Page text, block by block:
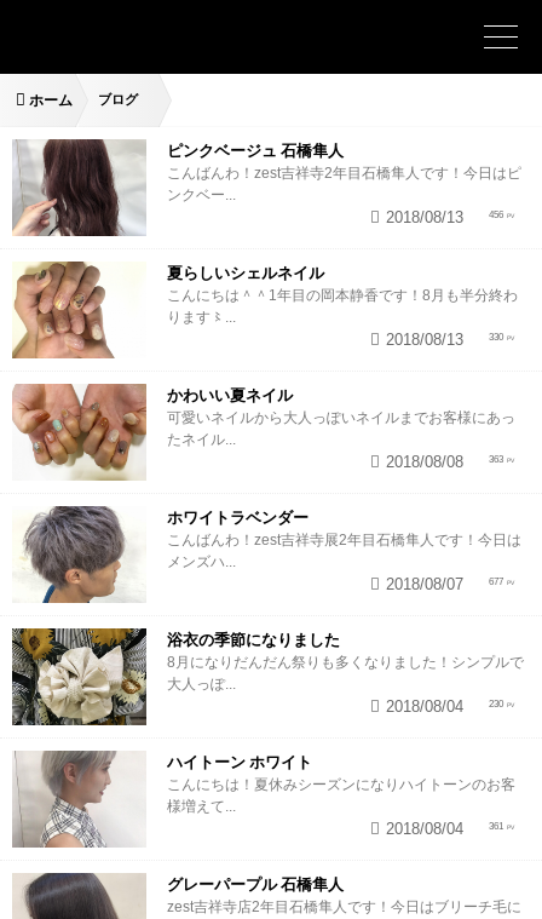
ホーム ブログ
ピンクベージュ 石橋隼人
こんばんわ！zest吉祥寺2年目石橋隼人です！今日はピ
ンクベー...
456
2018/08/13
夏らしいシェルネイル
こんにちは＾＾1年目の岡本静香です！8月も半分終わ
ります〻...
330
2018/08/13
かわいい夏ネイル
可愛いネイルから大人っぽいネイルまでお客様にあっ
たネイル...
363
2018/08/08
ホワイトラベンダー
こんばんわ！zest吉祥寺展2年目石橋隼人です！今日は
メンズハ...
677
2018/08/07
浴衣の季節になりました
8月になりだんだん祭りも多くなりました！シンプルで
大人っぽ...
230
2018/08/04
ハイトーン ホワイト
こんにちは！夏休みシーズンになりハイトーンのお客
様増えて...
361
2018/08/04
グレーパープル 石橋隼人
zest吉祥寺店2年目石橋隼人です！今日はブリーチ毛に